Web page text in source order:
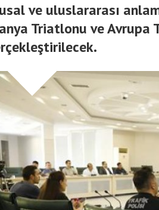
ve uluslararası
Triatlonu ve Avrupa